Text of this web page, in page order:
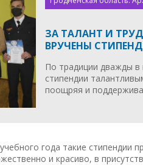
ЗА ТАЛАНТ И
ВРУЧЕНЫ
По традиции дважды в
стипендии
поощряя и
года такие стипендии
и красиво, в